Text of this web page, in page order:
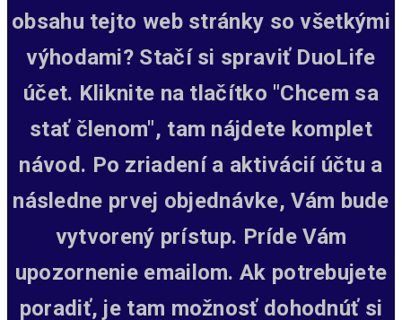
obsahu tejto web stránky so všetkými
výhodami? Stačí si spraviť DuoLife
účet. Kliknite na tlačítko "Chcem sa
stať členom", tam nájdete komplet
návod. Po zriadení a aktivácií účtu a
následne prvej objednávke, Vám bude
vytvorený prístup. Príde Vám
upozornenie emailom. Ak potrebujete
poradiť, je tam možnosť dohodnúť si